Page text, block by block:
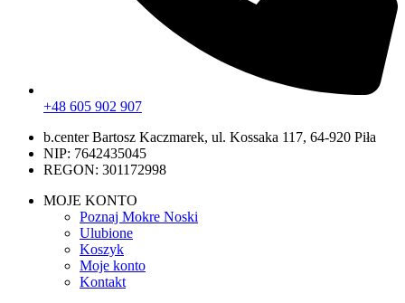
+48 605 902 907
b.center Bartosz Kaczmarek, ul. Kossaka 117, 64-920 Piła
NIP: 7642435045
REGON: 301172998
MOJE KONTO
Poznaj Mokre Noski
Ulubione
Koszyk
Moje konto
Kontakt